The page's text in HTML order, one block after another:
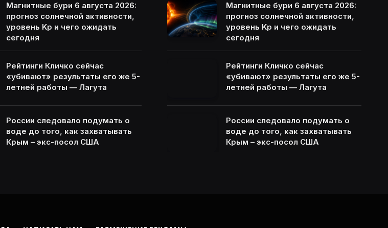
Магнитные бури 6 августа 2026:
прогноз солнечной активности,
уровень Kp и чего ожидать
сегодня
Рейтинги Кличко сейчас
«убивают» результаты его же 5-
летней работы — Лагута
России следовало подумать о
воде до того, как захватывать
Крым – экс-посол США
Магнитные бури 6 августа 2026:
прогноз солнечной активности,
уровень Kp и чего ожидать
сегодня
Рейтинги Кличко сейчас
«убивают» результаты его же 5-
летней работы — Лагута
России следовало подумать о
воде до того, как захватывать
Крым – экс-посол США